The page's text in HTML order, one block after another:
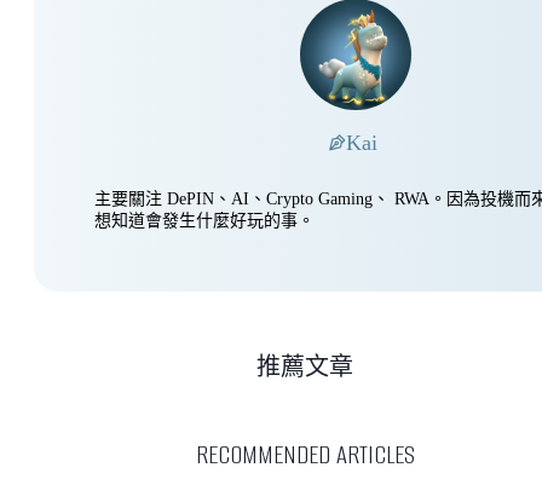
Kai
主要關注 DePIN、AI、Crypto Gaming、 RWA。因為投機而
想知道會發生什麼好玩的事。
RECOMMENDED ARTICLES
推薦文章